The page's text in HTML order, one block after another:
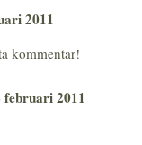
2011
kommentar!
februari 2011